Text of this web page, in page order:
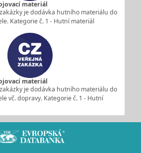
materiál
je dodávka hutního materiálu do
Kategorie č. 1 - Hutní materiál
materiál
je dodávka hutního materiálu do
vč. dopravy. Kategorie č. 1 - Hutní